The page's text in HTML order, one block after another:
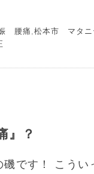
腰痛,松本市 マタニ
』？
です！ こうい